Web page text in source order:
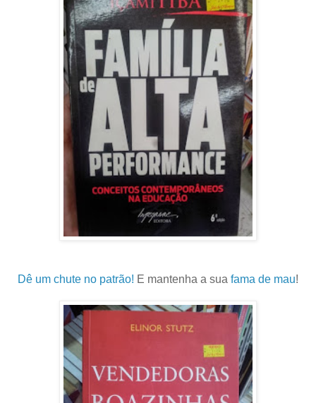
Dê um chute no patrão! E mantenha a sua fama de mau!